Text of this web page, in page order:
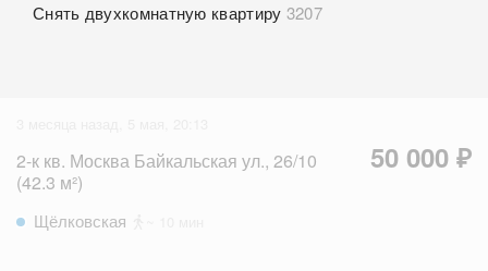
Снять двухкомнатную квартиру 3207
2-к кв. Москва Байкальская ул., 26/10
(42.3 м²)
50 000 ₽
Щёлковская